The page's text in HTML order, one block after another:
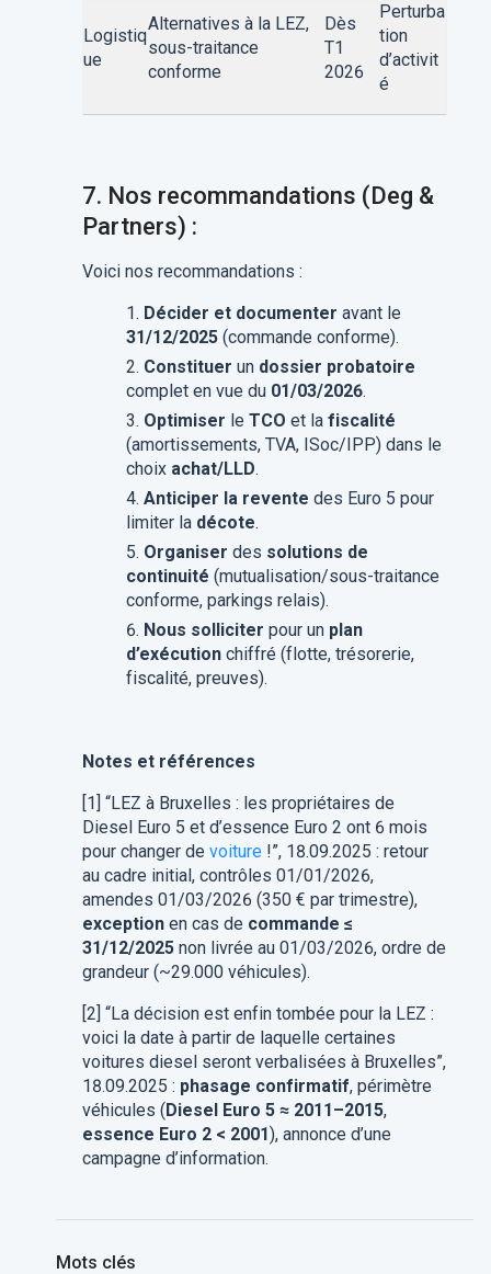
Logistiq
ue
Alternatives à la LEZ,
sous-traitance
conforme
Dès
T1
2026
Perturba
tion
d’activit
é
7. Nos recommandations (Deg &
Partners) :
Voici nos recommandations :
Décider et documenter avant le
31/12/2025(commande conforme).
Constituer un dossier probatoire
complet en vue du 01/03/2026.
Optimiser le TCO et la fiscalité
(amortissements, TVA, ISoc/IPP) dans le
choix achat/LLD.
Anticiper la revente des Euro 5 pour
limiter la décote.
Organiser des solutions de
continuité (mutualisation/sous-traitance
conforme, parkings relais).
Nous solliciter pour un plan
d’exécutionchiffré (flotte, trésorerie,
fiscalité, preuves).
Notes et références
[1] “LEZ à Bruxelles : les propriétaires de
Diesel Euro 5 et d’essence Euro 2 ont 6 mois
pour changer de voiture!”, 18.09.2025 : retour
au cadre initial, contrôles 01/01/2026,
amendes 01/03/2026 (350 € par trimestre),
exceptionen cas de commande ≤
31/12/2025non livrée au 01/03/2026, ordre de
grandeur (~29.000 véhicules).
[2] “La décision est enfin tombée pour la LEZ :
voici la date à partir de laquelle certaines
voitures diesel seront verbalisées à Bruxelles”,
18.09.2025 : phasage confirmatif, périmètre
véhicules (Diesel Euro 5 ≈ 2011–2015,
essence Euro 2 < 2001), annonce d’une
campagne d’information.
Mots clés